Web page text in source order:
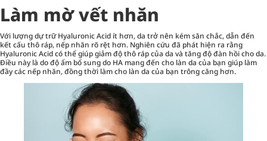
Làm mờ vết nhăn
Với lượng dự trữ Hyaluronic Acid ít hơn, da trở nên kém săn chắc, dẫn đến
kết cấu thô ráp, nếp nhăn rõ rệt hơn. Nghiên cứu đã phát hiện ra rằng
Hyaluronic Acid có thể giúp giảm độ thô ráp của da và tăng độ đàn hồi cho da.
Điều này là do độ ẩm bổ sung do HA mang đến cho làn da của bạn giúp làm
đầy các nếp nhăn, đồng thời làm cho làn da của bạn trông căng hơn.